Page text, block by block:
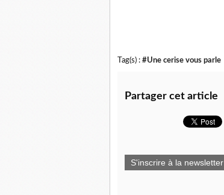
Tag(s) : #Une cerise vous parle
Partager cet article
S'inscrire à la newsletter